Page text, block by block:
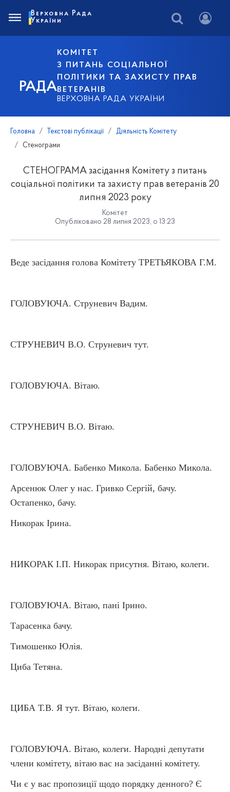
РАДА
КОМІТЕТ
З ПИТАНЬ СОЦІАЛЬНОЇ
ПОЛІТИКИ ТА ЗАХИСТУ ПРАВ
ВЕТЕРАНІВ
ВЕРХОВНА РАДА УКРАЇНИ
Верховна Рада
України
Головна Текстові публікації
Діяльність Комітету
Стенограми
СТЕНОГРАМА засідання Комітету з питань
соціальної політики та захисту прав ветеранів 20
липня 2023 року
Комітет
Опубліковано 28 липня 2023, о 13:23
Веде засідання голова Комітету ТРЕТЬЯКОВА Г.М.
ГОЛОВУЮЧА. Струневич Вадим.
СТРУНЕВИЧ В.О. Струневич тут.
ГОЛОВУЮЧА. Вітаю.
СТРУНЕВИЧ В.О. Вітаю.
ГОЛОВУЮЧА. Бабенко Микола. Бабенко Микола.
Арсенюк Олег у нас. Гривко Сергій, бачу.
Остапенко, бачу.
Никорак Ірина.
НИКОРАК І.П. Никорак присутня. Вітаю, колеги.
ГОЛОВУЮЧА. Вітаю, пані Ірино.
Тарасенка бачу.
Тимошенко Юлія.
Циба Тетяна.
ЦИБА Т.В. Я тут. Вітаю, колеги.
ГОЛОВУЮЧА. Вітаю, колеги. Народні депутати
члени комітету, вітаю вас на засіданні комітету.
Чи є у вас пропозиції щодо порядку денного? Є